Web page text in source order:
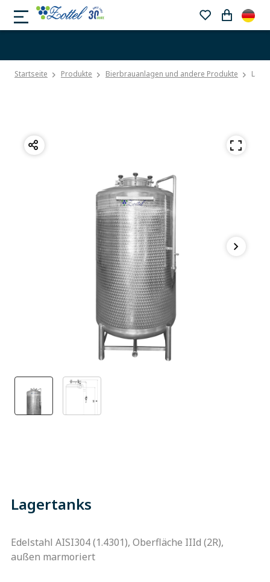
Startseite Produkte Bierbrauanlagen und andere Produkte
Lagertanks
Edelstahl AISI304 (1.4301), Oberfläche IIId (2R),
außen marmoriert